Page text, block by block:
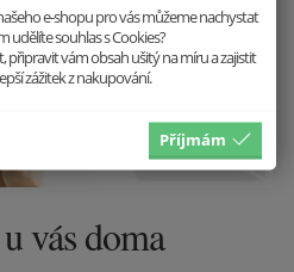
vás doma
e-shopu pro vás můžeme nachystat
udělíte souhlas s Cookies?
připravit vám obsah ušitý na míru a zajistit
zážitek z nakupování.
Příjmám